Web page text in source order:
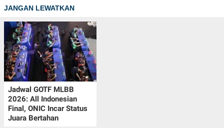
JANGAN LEWATKAN
Jadwal GOTF MLBB
2026: All Indonesian
Final, ONIC Incar Status
Juara Bertahan